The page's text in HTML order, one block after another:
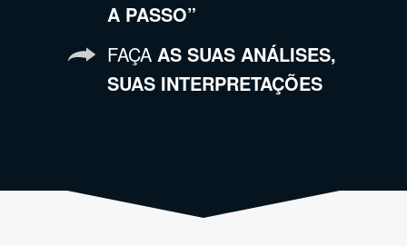
A PASSO”
FAÇA AS SUAS ANÁLISES,
SUAS INTERPRETAÇÕES